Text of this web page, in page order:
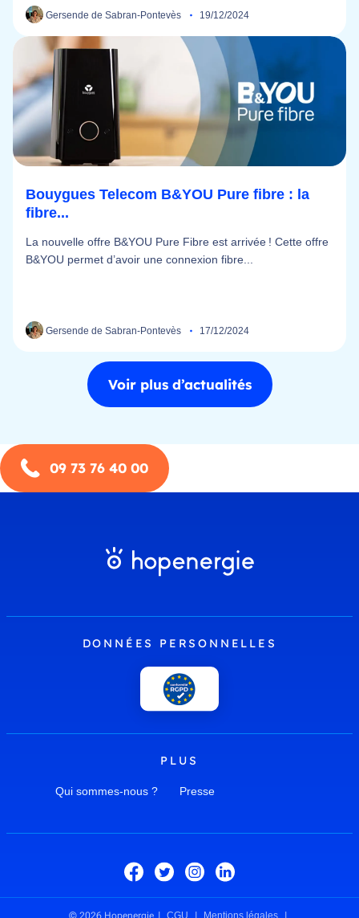
Gersende de Sabran-Pontevès 19/12/2024
Bouygues Telecom B&YOU Pure fibre : la
fibre...
La nouvelle offre B&YOU Pure Fibre est arrivée ! Cette offre
B&YOU permet d’avoir une connexion fibre...
Gersende de Sabran-Pontevès 17/12/2024
Voir plus d’actualités
09 73 76 40 00
DONNÉES PERSONNELLES
PLUS
Qui sommes-nous ? Presse
© 2026 Hopenergie CGU Mentions légales